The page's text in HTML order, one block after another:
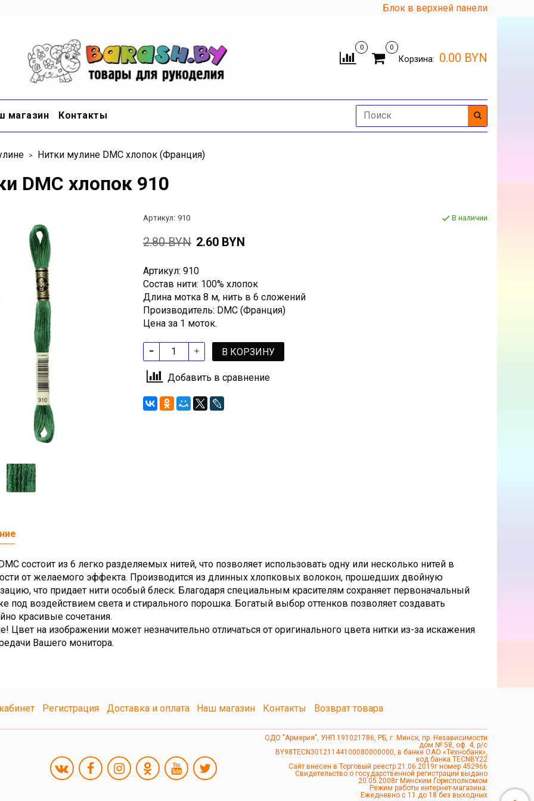
Блок в верхней панели
0 0
Корзина: 0.00 BYN
магазин Контакты
Нитки мулине DMC хлопок (Франция)
DMC хлопок 910
Артикул: 910 В наличии
2.80 BYN 2.60 BYN
Артикул: 910
Состав нити: 100% хлопок
Длина мотка 8 м, нить в 6 сложений
Производитель: DMC (Франция)
Цена за 1 моток.
В КОРЗИНУ
Добавить в сравнение
состоит из 6 легко разделяемых нитей, что позволяет использовать одну или несколько нитей в
от желаемого эффекта. Производится из длинных хлопковых волокон, прошедших двойную
что придает нити особый блеск. Благодаря специальным красителям сохраняет первоначальный
под воздействием света и стирального порошка. Богатый выбор оттенков позволяет создавать
красивые сочетания.
Цвет на изображении может незначительно отличаться от оригинального цвета нитки из-за искажения
Вашего монитора.
Регистрация Доставка и оплата Наш магазин Контакты Возврат товара
ОДО "Армерия", УНП 191021786, РБ, г. Минск, пр. Независимости
дом № 58, оф. 4, р/с
BY98TECN30121144100080000000, в банке ОАО «Технобанк»,
код банка TECNBY22
Сайт внесен в Торговый реестр 21.06.2019г номер 452966
Свидетельство о государственной регистрации выдано
20.05.2008г Минским Горисполкомом
Режим работы интернет-магазина:
Ежедневно с 11 до 18 без выходных